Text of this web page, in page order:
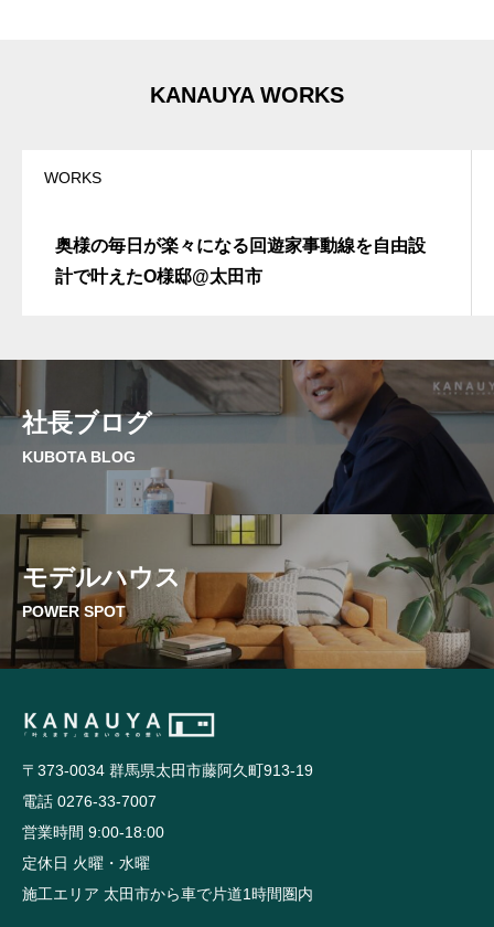
KANAUYA WORKS
WORKS
奥様の毎日が楽々になる回遊家事動線を自由設
計で叶えたO様邸@太田市
社長ブログ
KUBOTA BLOG
モデルハウス
POWER SPOT
〒373-0034 群馬県太田市藤阿久町913-19
電話 0276-33-7007
営業時間 9:00-18:00
定休日 火曜・水曜
施工エリア 太田市から車で片道1時間圏内